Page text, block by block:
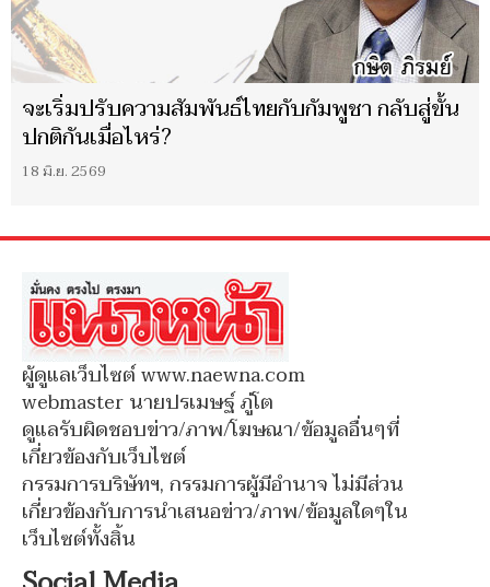
จะเริ่มปรับความสัมพันธ์ไทยกับกัมพูชา กลับสู่ขั้น
ปกติกันเมื่อไหร่?
18 มิ.ย. 2569
ผู้ดูแลเว็บไซต์ www.naewna.com
webmaster นายปรเมษฐ์ ภู่โต
ดูแลรับผิดชอบข่าว/ภาพ/โฆษณา/ข้อมูลอื่นๆที่
เกี่ยวข้องกับเว็บไซต์
กรรมการบริษัทฯ, กรรมการผู้มีอำนาจ ไม่มีส่วน
เกี่ยวข้องกับการนำเสนอข่าว/ภาพ/ข้อมูลใดๆใน
เว็บไซต์ทั้งสิ้น